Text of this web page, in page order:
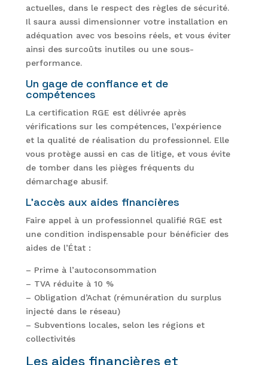
actuelles, dans le respect des règles de sécurité.
Il saura aussi dimensionner votre installation en
adéquation avec vos besoins réels, et vous éviter
ainsi des surcoûts inutiles ou une sous-
performance.
Un gage de confiance et de
compétences
La certification RGE est délivrée après
vérifications sur les compétences, l’expérience
et la qualité de réalisation du professionnel. Elle
vous protège aussi en cas de litige, et vous évite
de tomber dans les pièges fréquents du
démarchage abusif.
L’accès aux aides financières
Faire appel à un professionnel qualifié RGE est
une condition indispensable pour bénéficier des
aides de l’État :
– Prime à l’autoconsommation
– TVA réduite à 10 %
– Obligation d’Achat (rémunération du surplus
injecté dans le réseau)
– Subventions locales, selon les régions et
collectivités
Les aides financières et